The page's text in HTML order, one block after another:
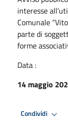
interesse
Comunale
parte di
forme
Data :
14 maggio
Condividi